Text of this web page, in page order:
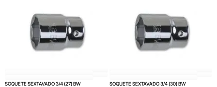
SOQUETE SEXTAVADO 3/4 (27) BW
SOQUETE SEXTAVADO 3/4 (30) BW